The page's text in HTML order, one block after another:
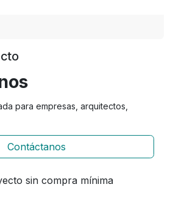
para empresas, arquitectos,
Contáctanos
sin compra mínima